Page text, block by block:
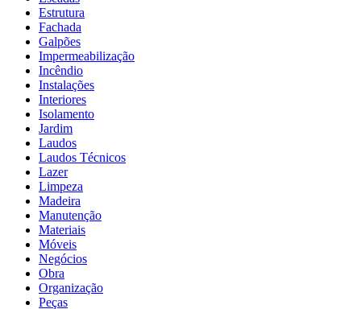
Estrutura
Fachada
Galpões
Impermeabilização
Incêndio
Instalações
Interiores
Isolamento
Jardim
Laudos
Laudos Técnicos
Lazer
Limpeza
Madeira
Manutenção
Materiais
Móveis
Negócios
Obra
Organização
Peças